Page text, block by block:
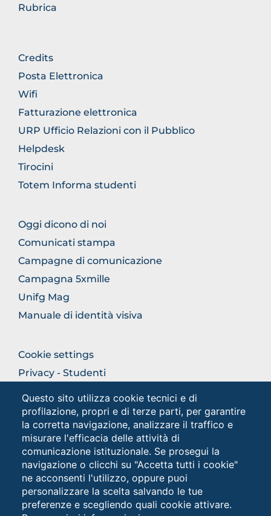
Questo sito utilizza cookie tecnici e di
profilazione, propri e di terze parti, per garantire
la corretta navigazione, analizzare il traffico e
misurare l'efficacia delle attività di
comunicazione istituzionale. Se prosegui la
navigazione o clicchi su "Accetta tutti i cookie"
ne acconsenti l'utilizzo, oppure puoi
personalizzare la scelta salvando le tue
preferenze e scegliendo quali cookie attivare.
Rubrica
FOOTER
GENERICO
Credits
Posta Elettronica
Wifi
Fatturazione elettronica
URP Ufficio Relazioni con il Pubblico
Helpdesk
Tirocini
Totem Informa studenti
FOOTER
COMUNICAZIONE
Oggi dicono di noi
Comunicati stampa
Campagne di comunicazione
Campagna 5xmille
Unifg Mag
Manuale di identità visiva
FOOTER
COLONNA
DESTRA
Cookie settings
Privacy - Studenti
Social